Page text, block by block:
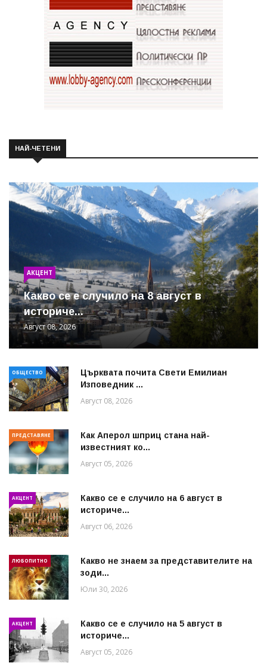
НАЙ-ЧЕТЕНИ
АКЦЕНТ
Какво се е случило на 8 август в
историче...
Август 08, 2026
ОБЩЕСТВО
Църквата почита Свeти Емилиан
Изповедник ...
Август 08, 2026
ПРЕДСТАВЯНЕ
Как Аперол шприц стана най-
известният ко...
Август 05, 2026
АКЦЕНТ
Какво се е случило на 6 август в
историче...
Август 06, 2026
ЛЮБОПИТНО
Какво не знаем за представителите на
зоди...
Юли 30, 2026
АКЦЕНТ
Какво се е случило на 5 август в
историче...
Август 05, 2026